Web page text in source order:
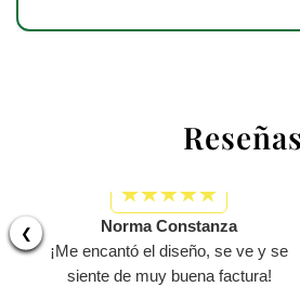
Reseñas
❮
Norma Constanza
¡Me encantó el diseño, se ve y se
siente de muy buena factura!